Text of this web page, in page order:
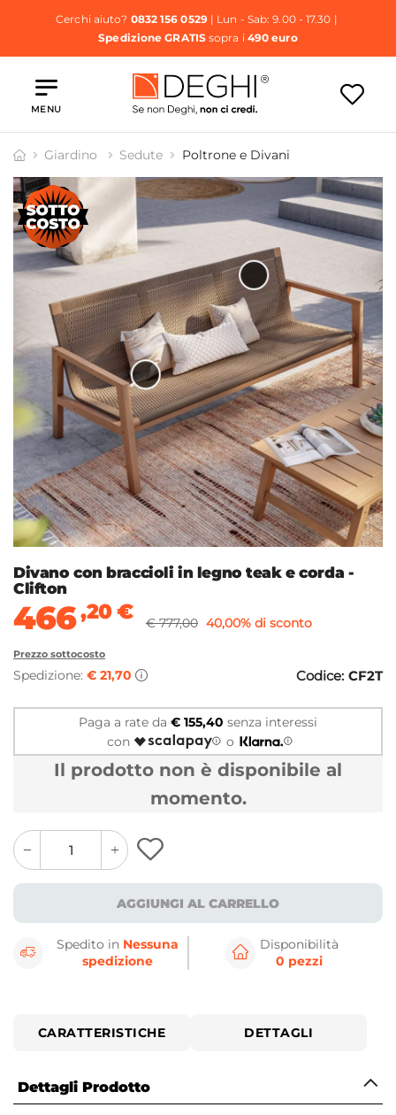
Cerchi aiuto? 0832 156 0529| Lun - Sab: 9.00 - 17.30 |
Spedizione GRATISsopra i 490 euro
MENU
Giardino Sedute Poltrone e Divani
Divano con braccioli in legno teak e corda -
Clifton
466,20€ € 777,00 40,00% di sconto
Prezzo sottocosto
Spedizione: € 21,70 Codice: CF2T
Paga a rate da € 155,40 senza interessi
con
o
Il prodotto non è disponibile al
momento.
quantity
button
quantity
minus
button
AGGIUNGI AL CARRELLO
Spedito in Nessuna
spedizione
Disponibilità
0 pezzi
CARATTERISTICHE DETTAGLI
Dettagli Prodotto